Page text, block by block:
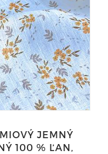
JEMNÝ
100 % ĽAN,